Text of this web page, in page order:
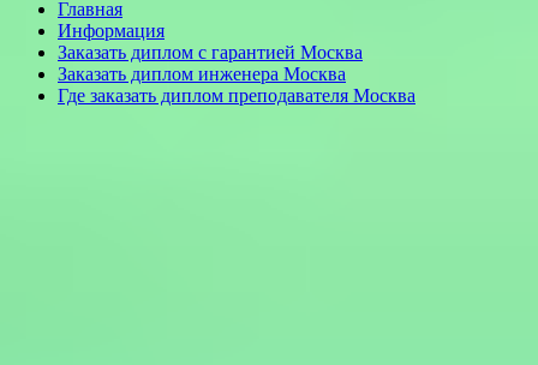
Главная
Информация
Заказать диплом с гарантией Москва
Заказать диплом инженера Москва
Где заказать диплом преподавателя Москва